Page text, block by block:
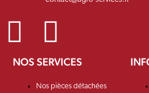
NOS SERVICES
Nos pièces détachées